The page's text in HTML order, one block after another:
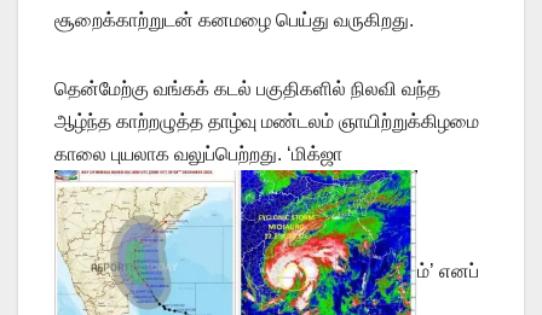
சூறைக்காற்றுடன் கனமழை பெய்து வருகிறது.
தென்மேற்கு வங்கக் கடல் பகுதிகளில் நிலவி வந்த
ஆழ்ந்த காற்றழுத்த தாழ்வு மண்டலம் ஞாயிற்றுக்கிழமை
காலை புயலாக வலுப்பெற்றது. ‘மிக்ஜா
ம்’ எனப்